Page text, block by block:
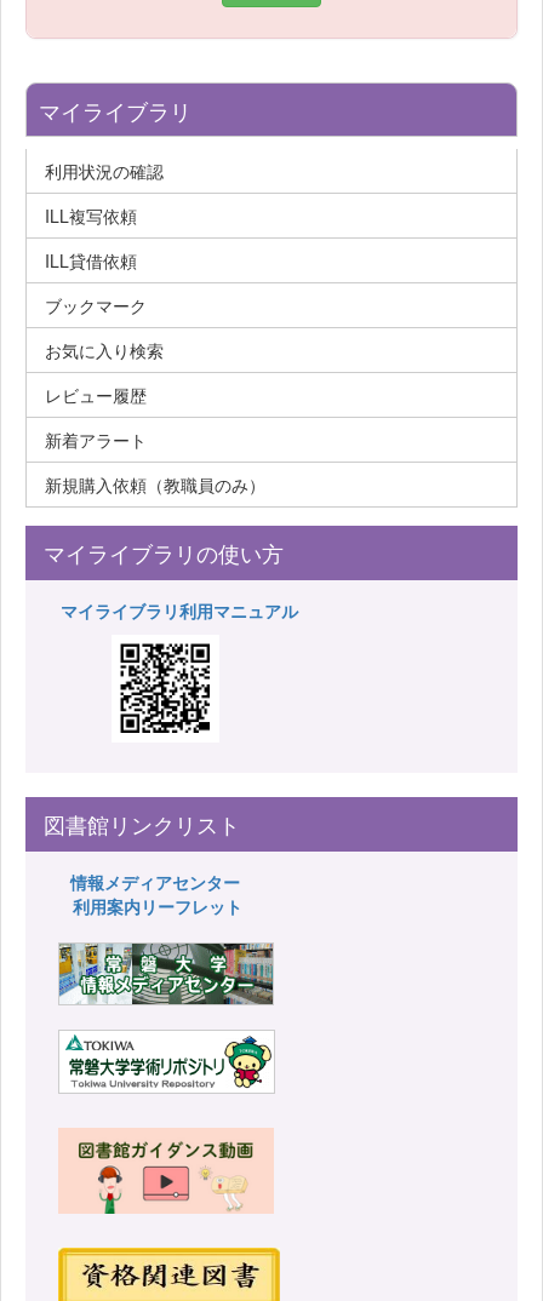
マイライブラリ
利用状況の確認
ILL複写依頼
ILL貸借依頼
ブックマーク
お気に入り検索
レビュー履歴
新着アラート
新規購入依頼（教職員のみ）
マイライブラリの使い方
マイライブラリ利用マニュアル
図書館リンクリスト
情報メディアセンター
利用案内リーフレット